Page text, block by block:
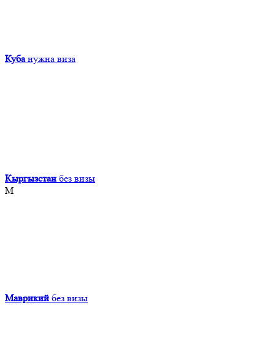
Куба нужна виза
Кыргызcтан без визы
М
Маврикий без визы